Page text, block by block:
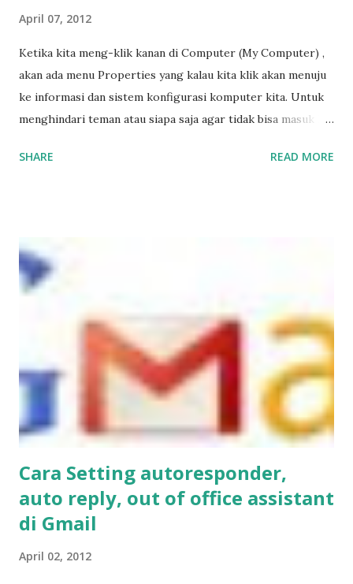
April 07, 2012
Ketika kita meng-klik kanan di Computer (My Computer) ,
akan ada menu Properties yang kalau kita klik akan menuju
ke informasi dan sistem konfigurasi komputer kita. Untuk
menghindari teman atau siapa saja agar tidak bisa masuk ke
ditampilkan kembali kalau kita menginginkannya. • Masuk
-> Administrative Templates --> Desktop • Lihat di jendela
sebelah kanan, dobel klik pada Remove Properties from
the Computer icon context menu • Pilih / klik pada Enable
, kemudian klik OK • Untuk melihat hasilnya, logoff atau
restart komputernya. Kalau tidak ada masalah, Menu
Properties nya sekarang sudah tidak ada dari klik kanan My
Computer • Untuk mengembalikan ke kondisi normal...
SHARE READ MORE
Cara Setting autoresponder,
auto reply, out of office assistant
di Gmail
April 02, 2012